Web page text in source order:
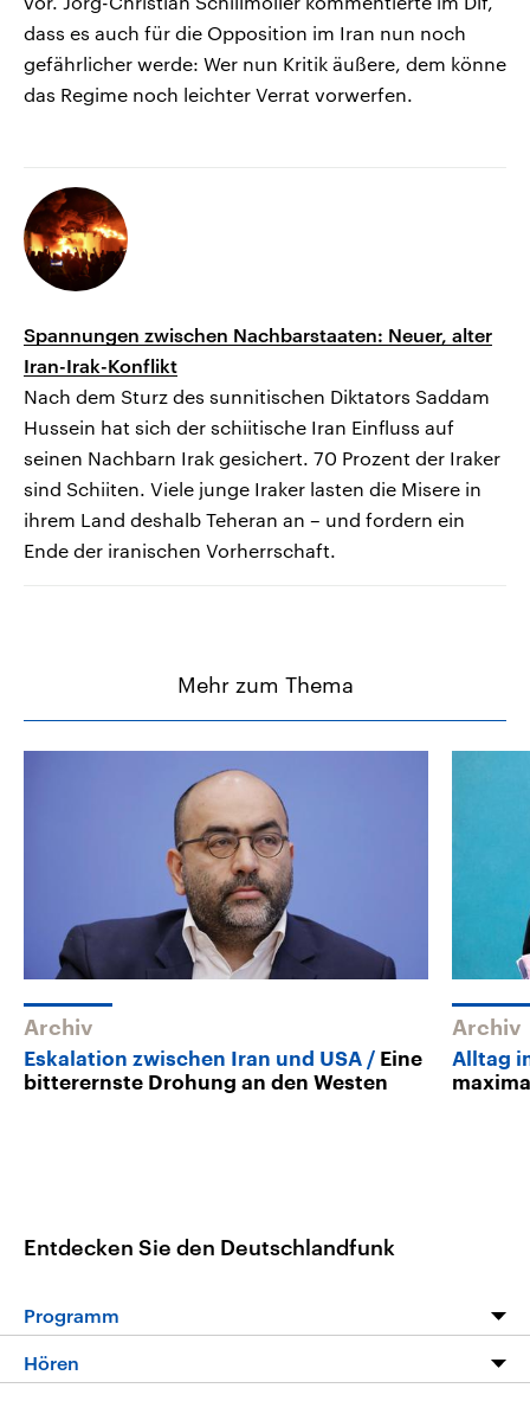
dass es auch für die Opposition im Iran nun noch
gefährlicher werde: Wer nun Kritik äußere, dem könne
das Regime noch leichter Verrat vorwerfen.
Spannungen zwischen Nachbarstaaten: Neuer, alter
Iran-Irak-Konflikt
Nach dem Sturz des sunnitischen Diktators Saddam
Hussein hat sich der schiitische Iran Einfluss auf
seinen Nachbarn Irak gesichert. 70 Prozent der Iraker
sind Schiiten. Viele junge Iraker lasten die Misere in
ihrem Land deshalb Teheran an – und fordern ein
Ende der iranischen Vorherrschaft.
Mehr zum Thema
Archiv
Eskalation zwischen Iran und USA
Eine
bitterernste Drohung an den Westen
Archiv
Alltag
Entdecken Sie den Deutschlandfunk
Programm
Programm
Hören